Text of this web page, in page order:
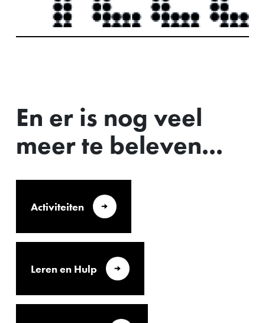
En er is nog veel
meer te beleven...
Activiteiten
Leren en Hulp